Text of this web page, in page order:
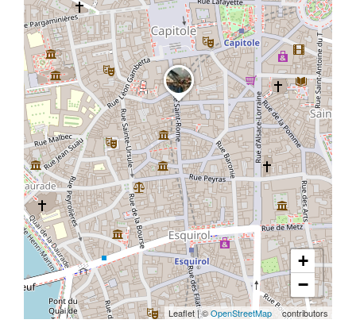
+
−
Leaflet|©OpenStreetMap contributors